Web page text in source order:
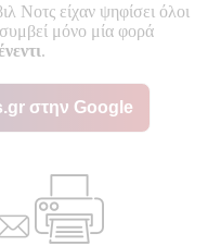
Νοτς είχαν ψηφίσει όλοι
συμβεί μόνο μία φορά
.
στην Google